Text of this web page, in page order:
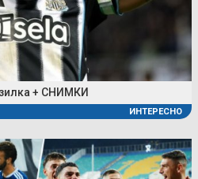
+ СНИМКИ
ИНТЕРЕСНО